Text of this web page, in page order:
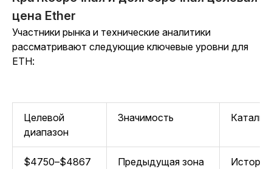
цена Ether
Участники рынка и технические аналитики
рассматривают следующие ключевые уровни для
ETH:
Целевой
диапазон
Значимость
$4750–$4867
Предыдущая зона